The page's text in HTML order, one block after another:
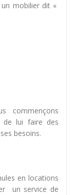
mobilier dit «
commençons
lui faire des
besoins.
en locations
un service de